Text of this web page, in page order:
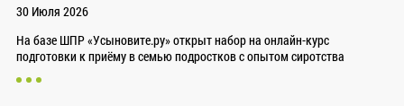
30 Июля 2026
На базе ШПР «Усыновите.ру» открыт набор на онлайн-курс
подготовки к приёму в семью подростков с опытом сиротства